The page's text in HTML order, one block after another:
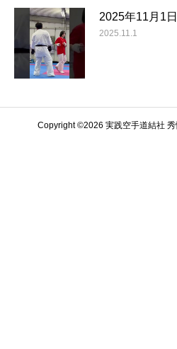
2025年11月1日
2025.11.1
Copyright ©️2026 実践空手道結社